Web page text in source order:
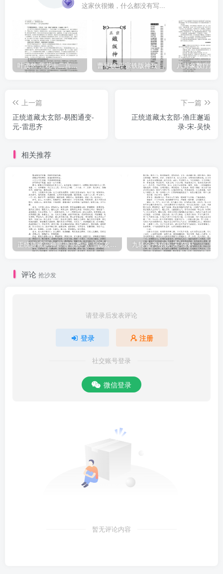
者，心也。何謂三十六官？乾一、兌二、離三、震四、巽五、坎六、
艮七、坤八是也。三十六宫都是春，謂和氣周流乎一身也。如此則三
十六官不在紙上，而在吾身中矣。是道也，邵康節知之，朱紫陽知
之，俗儒不知也。邵康節《皇極經世者》云：先天圖者，環中也。愚
謂：人之一身，即先天圖也。心居人身之中，猶太極在先天圖之中。
《易》為太極，在人為心：人知心#2為太極，則可以語道矣。又云：
冬至之後為呼，夏至之後為吸，此天地一藏之呼吸也。朱紫陽日：天
地問只是一氣，自今年冬至到明年冬至，只是一简呼吸：·呼是陽，吸
《娠》而《坤》，屬陰，故以為吸呼乃氣之出，故屬冬至之後：吸乃
氣之入，故屬夏至之後。大則為天地一藏之呼吸，小則為人身一息之
呼吸。《参同契》云：龍呼於虎，虎吸龍精。又云：呼吸相含育，佇
息為夫婦。盖以呼吸為龍虎，為夫婦。千經萬論，譬喻紛紛，不過呼
吸兩字而已矣。又云.一動一靜，天地之至妙者歟。一動一靜之問，天
地人之至妙者歟#3。朱紫陽日：圆之左屬陽，右屬陰。愚謂：圆左自
《復》至《乾》，陽之動也：圖右自《詬》至《坤》，陰之靜也。一
為晦朔之問，在一日則亥末子初是也。孟康日…子之西，亥之束，其
之象也。感而遂通天下之故，陽動于中，《復》之義也。愚謂：寂
者，靜之極也，是為純陰之《坤》：感者，動之初也，是為陽生之
《復》。寂感之問，即一動一靜之間也。又云：無極之前，陰含陽
《復》之問乃無極。袁機仲日：朱子謂《坤》、《復》之問乃無極，
之半，天心無改移。一陽初動處，萬物未生時。玄酒味方淡，大音聲
这家伙很懒，什么都没有写...
叶茂然-莲花十二宫佛家奇门面授及答疑 曹展硕-正宗铁版神数
上一篇
正统道藏太玄部-易图通变-
元-雷思齐
下一篇
正统道藏太玄部-渔庄邂逅
录-宋-吴快
相关推荐
九转金丹秘诀-宋-陈朴
评论 抢沙发
请登录后发表评论
登录 注册
社交账号登录
微信登录
暂无评论内容